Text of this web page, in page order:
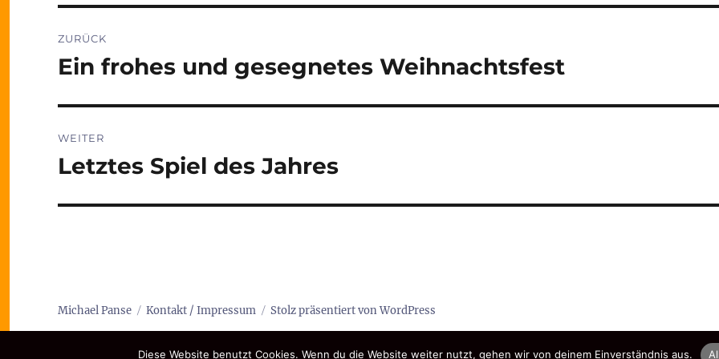
ZURÜCK
Vorheriger
Ein frohes und gesegnetes Weihnachtsfest
WEITER
Nächster
Letztes Spiel des Jahres
Michael Panse Kontakt / Impressum Stolz präsentiert von WordPress
Diese Website benutzt Cookies. Wenn du die Website weiter nutzt, gehen wir von deinem Einverständnis aus.